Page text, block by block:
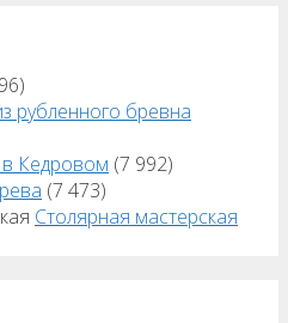
рубленного бревна
в Кедровом (7 992)
(7 473)
Столярная мастерская